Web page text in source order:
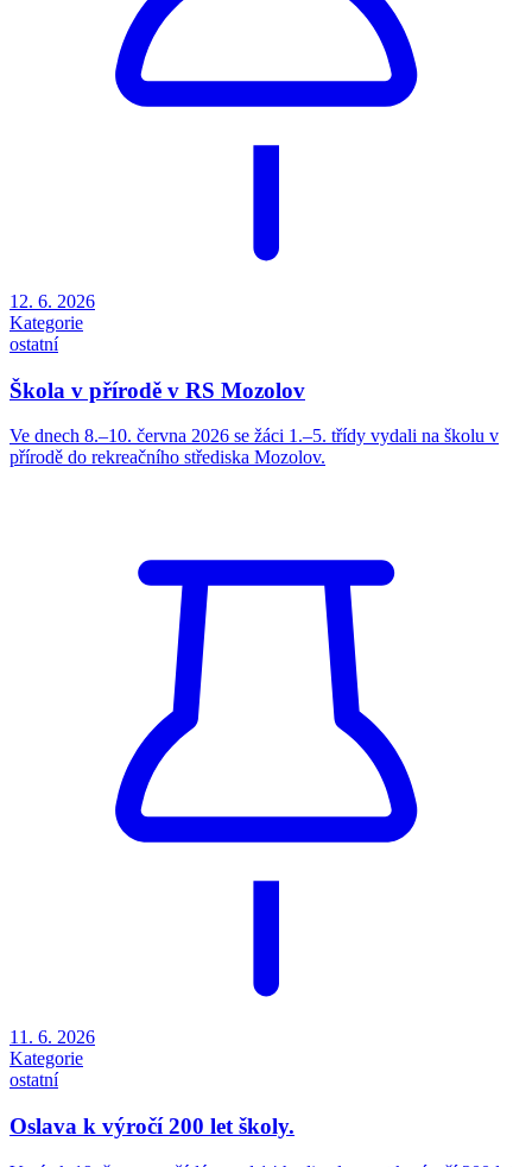
12. 6. 2026
Kategorie
ostatní
Škola v přírodě v RS Mozolov
Ve dnech 8.–10. června 2026 se žáci 1.–5. třídy vydali na školu v
přírodě do rekreačního střediska Mozolov.
11. 6. 2026
Kategorie
ostatní
Oslava k výročí 200 let školy.